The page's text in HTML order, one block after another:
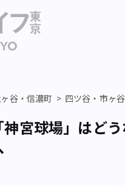
谷・信濃町 四ツ谷・市ヶ
宮球場」はど